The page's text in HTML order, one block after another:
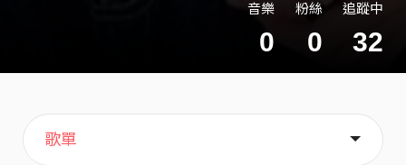
音樂
0
粉絲
0
追蹤中
32
主頁
歌單
喜歡
關於